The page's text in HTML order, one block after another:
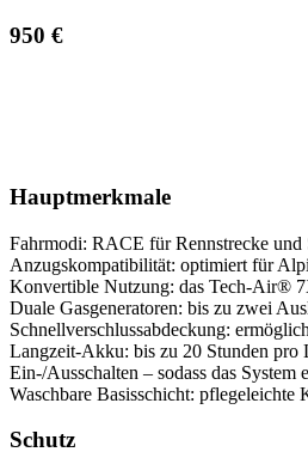
950 €
Hauptmerkmale
Fahrmodi: RACE für Rennstrecke
Anzugskompatibilität: optimiert für
Konvertible Nutzung: das Tech-Air®
Duale Gasgeneratoren: bis zu zwei
Schnellverschlussabdeckung:
Langzeit-Akku: bis zu 20 Stunden pro
Ein-/Ausschalten – sodass das System
Waschbare Basisschicht:
Schutz